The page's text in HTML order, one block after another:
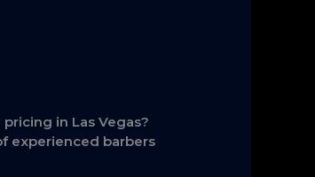
in Las Vegas?
experienced barbers